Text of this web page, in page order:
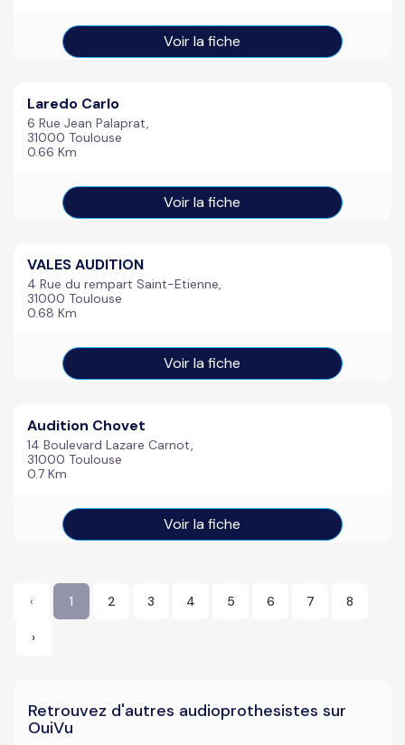
Voir la fiche
Laredo Carlo
6 Rue Jean Palaprat,
31000 Toulouse
0.66 Km
Voir la fiche
VALES AUDITION
4 Rue du rempart Saint-Etienne,
31000 Toulouse
0.68 Km
Voir la fiche
Audition Chovet
14 Boulevard Lazare Carnot,
31000 Toulouse
0.7 Km
Voir la fiche
‹ 1 2 3 4 5 6 7 8
›
Retrouvez d'autres audioprothesistes sur
OuiVu